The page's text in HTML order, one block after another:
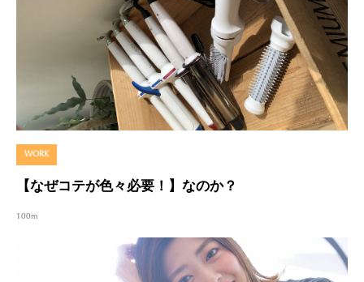
WORK
【なぜコテが色々必要！】なのか？
100m